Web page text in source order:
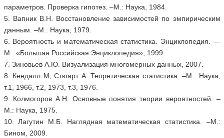
параметров. Проверка гипотез. –М.: Наука, 1984.
5. Вапник В.Н. Восстановление зависимостей по эмпирическим
данным. –М.: Наука, 1979.
6. Вероятность и математическая статистика. Энциклопедия. —
М.: «Большая Российская Энциклопедия», 1999.
7. Зиновьев А.Ю. Визуализация многомерных данных, 2007.
8. Кендалл M, Стюарт А. Теоретическая статистика. –М.: Наука,
т.1, 1966, т.2, 1973, т.3, 1976.
9. Колмогоров А.Н. Основные понятия теории вероятностей. –
М.: Наука, 1975.
10. Лагутин М.Б. Наглядная математическая статистика. –М.:
Бином, 2009.